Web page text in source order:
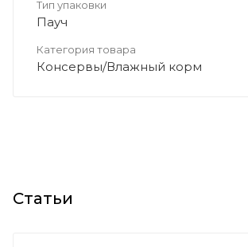
Тип упаковки
Пауч
Категория товара
Консервы/Влажный корм
Статьи